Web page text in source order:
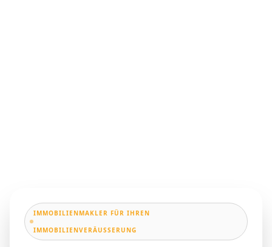
IMMOBILIENMAKLER FÜR IHREN
IMMOBILIENVERÄUSSERUNG